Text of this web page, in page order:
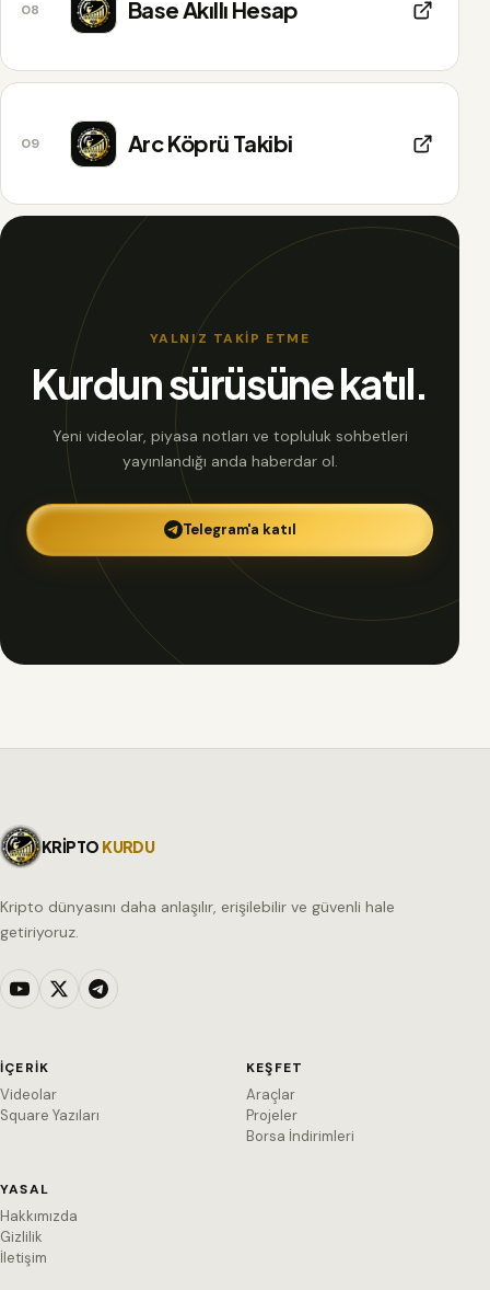
08 Base Akıllı Hesap
09 Arc Köprü Takibi
YALNIZ TAKİP ETME
Kurdun sürüsüne katıl.
Yeni videolar, piyasa notları ve topluluk sohbetleri
yayınlandığı anda haberdar ol.
Telegram'a katıl
KRİPTO KURDU
Kripto dünyasını daha anlaşılır, erişilebilir ve güvenli hale
getiriyoruz.
İÇERIK
Videolar
Square Yazıları
KEŞFET
Araçlar
Projeler
Borsa İndirimleri
YASAL
Hakkımızda
Gizlilik
İletişim